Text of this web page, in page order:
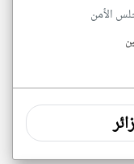
الأمن